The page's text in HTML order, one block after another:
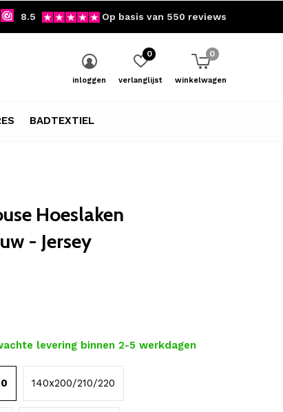
BADTEXTIEL
inloggen verlanglijst
0
winkelwagen
0
8.5 Op basis van 550 reviews
Hoeslaken
- Jersey
levering binnen 2-5 werkdagen
140x200/210/220